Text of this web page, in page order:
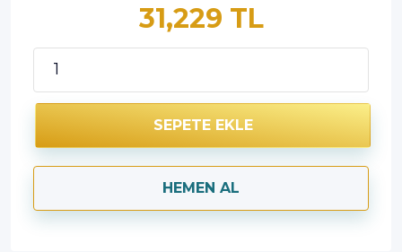
31,229 TL
SEPETE EKLE
HEMEN AL